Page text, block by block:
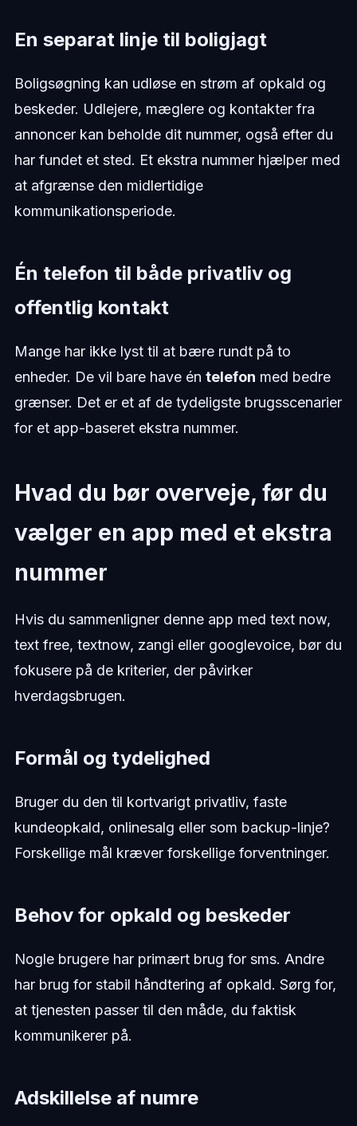
En separat linje til boligjagt
Boligsøgning kan udløse en strøm af opkald og
beskeder. Udlejere, mæglere og kontakter fra
annoncer kan beholde dit nummer, også efter du
har fundet et sted. Et ekstra nummer hjælper med
at afgrænse den midlertidige
kommunikationsperiode.
Én telefon til både privatliv og
offentlig kontakt
Mange har ikke lyst til at bære rundt på to
enheder. De vil bare have én telefon med bedre
grænser. Det er et af de tydeligste brugsscenarier
for et app-baseret ekstra nummer.
Hvad du bør overveje, før du
vælger en app med et ekstra
nummer
Hvis du sammenligner denne app med text now,
text free, textnow, zangi eller googlevoice, bør du
fokusere på de kriterier, der påvirker
hverdagsbrugen.
Formål og tydelighed
Bruger du den til kortvarigt privatliv, faste
kundeopkald, onlinesalg eller som backup-linje?
Forskellige mål kræver forskellige forventninger.
Behov for opkald og beskeder
Nogle brugere har primært brug for sms. Andre
har brug for stabil håndtering af opkald. Sørg for,
at tjenesten passer til den måde, du faktisk
kommunikerer på.
Adskillelse af numre